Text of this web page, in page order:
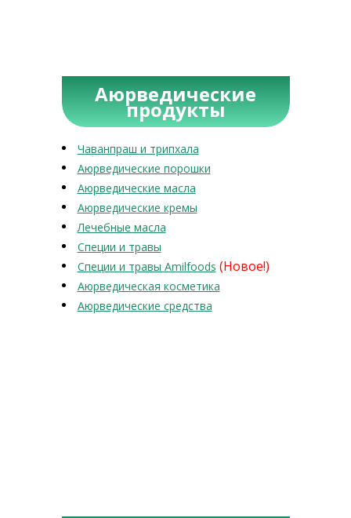
Аюрведические
продукты
Чаванпраш и трипхала
Аюрведические порошки
Аюрведические масла
Аюрведические кремы
Лечебные масла
Специи и травы
Специи и травы Amilfoods (Новое!)
Аюрведическая косметика
Аюрведические средства